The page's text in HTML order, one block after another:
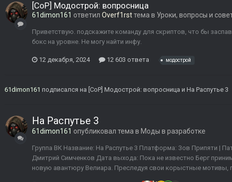
[CoP] Модострой: вопросница
61dimon161 ответил Overf1rstтема в Уроки, вопросы и
Приветствую. подскажите команду для скриптов, что бы
бокс на уровне. Не могу найти инфу.
12 декабря, 2024 12 603 ответа модострой
61dimon161 подписался на [CoP] Модострой: вопросница и На Распутье 3
На Распутье 3
61dimon161 опубликовал тема в Моды в разработке
Группа ВК Название: На Распутье 3 Платформа: Зов Припяти |
Дмитрий Симченков Дата выхода: Пока не известно Берг
новую авантюру Велиара. Преследуя свои корыстные мотивы,